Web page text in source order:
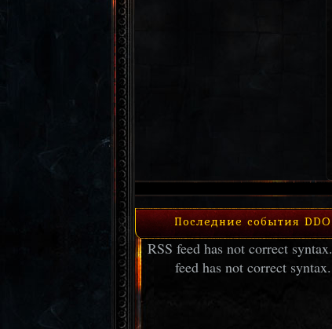
Последние события DDO
RSS feed has not correct syntax.
feed has not correct syntax.